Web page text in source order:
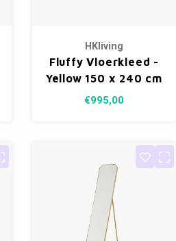
HKliving
Fluffy Vloerkleed -
Yellow 150 x 240 cm
€995,00